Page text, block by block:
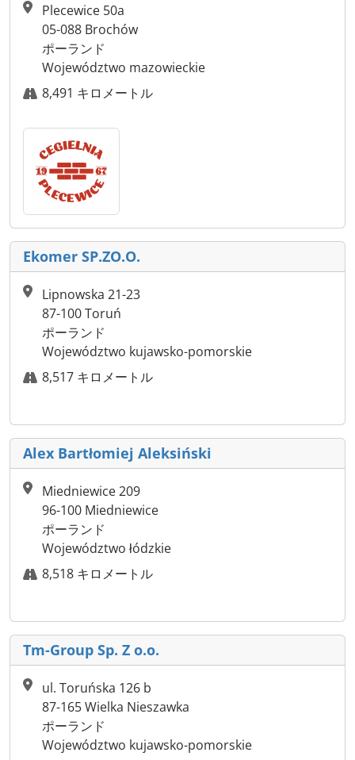
Plecewice 50a
05-088 Brochów
ポーランド
Województwo mazowieckie
8,491 キロメートル
Ekomer SP.ZO.O.
Lipnowska 21-23
87-100 Toruń
ポーランド
Województwo kujawsko-pomorskie
8,517 キロメートル
Alex Bartłomiej Aleksiński
Miedniewice 209
96-100 Miedniewice
ポーランド
Województwo łódzkie
8,518 キロメートル
Tm-Group Sp. Z o.o.
ul. Toruńska 126 b
87-165 Wielka Nieszawka
ポーランド
Województwo kujawsko-pomorskie